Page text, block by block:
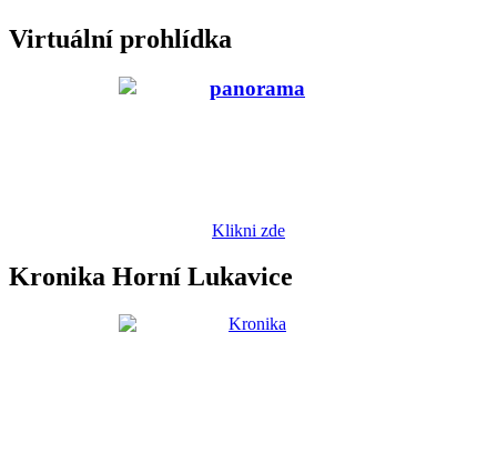
Virtuální prohlídka
Klikni zde
Kronika Horní Lukavice